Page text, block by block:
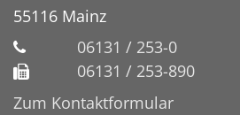
55116 Mainz
06131 / 253-0
06131 / 253-890
Zum Kontaktformular